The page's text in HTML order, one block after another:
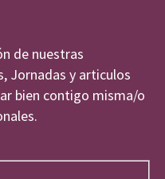
de nuestras
Jornadas y articulos
bien contigo misma/o